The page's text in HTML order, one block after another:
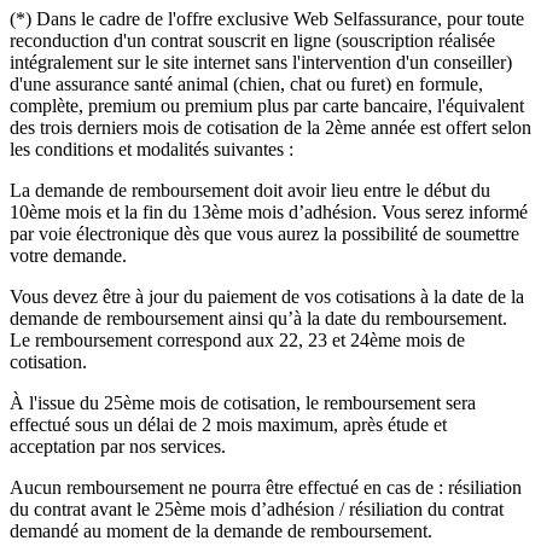
(*) Dans le cadre de l'offre exclusive Web Selfassurance, pour toute
reconduction d'un contrat souscrit en ligne (souscription réalisée
intégralement sur le site internet sans l'intervention d'un conseiller)
d'une assurance santé animal (chien, chat ou furet) en formule,
complète, premium ou premium plus par carte bancaire, l'équivalent
des trois derniers mois de cotisation de la 2ème année est offert selon
les conditions et modalités suivantes :
La demande de remboursement doit avoir lieu entre le début du
10ème mois et la fin du 13ème mois d’adhésion. Vous serez informé
par voie électronique dès que vous aurez la possibilité de soumettre
votre demande.
Vous devez être à jour du paiement de vos cotisations à la date de la
demande de remboursement ainsi qu’à la date du remboursement.
Le remboursement correspond aux 22, 23 et 24ème mois de
cotisation.
À l'issue du 25ème mois de cotisation, le remboursement sera
effectué sous un délai de 2 mois maximum, après étude et
acceptation par nos services.
Aucun remboursement ne pourra être effectué en cas de : résiliation
du contrat avant le 25ème mois d’adhésion / résiliation du contrat
demandé au moment de la demande de remboursement.